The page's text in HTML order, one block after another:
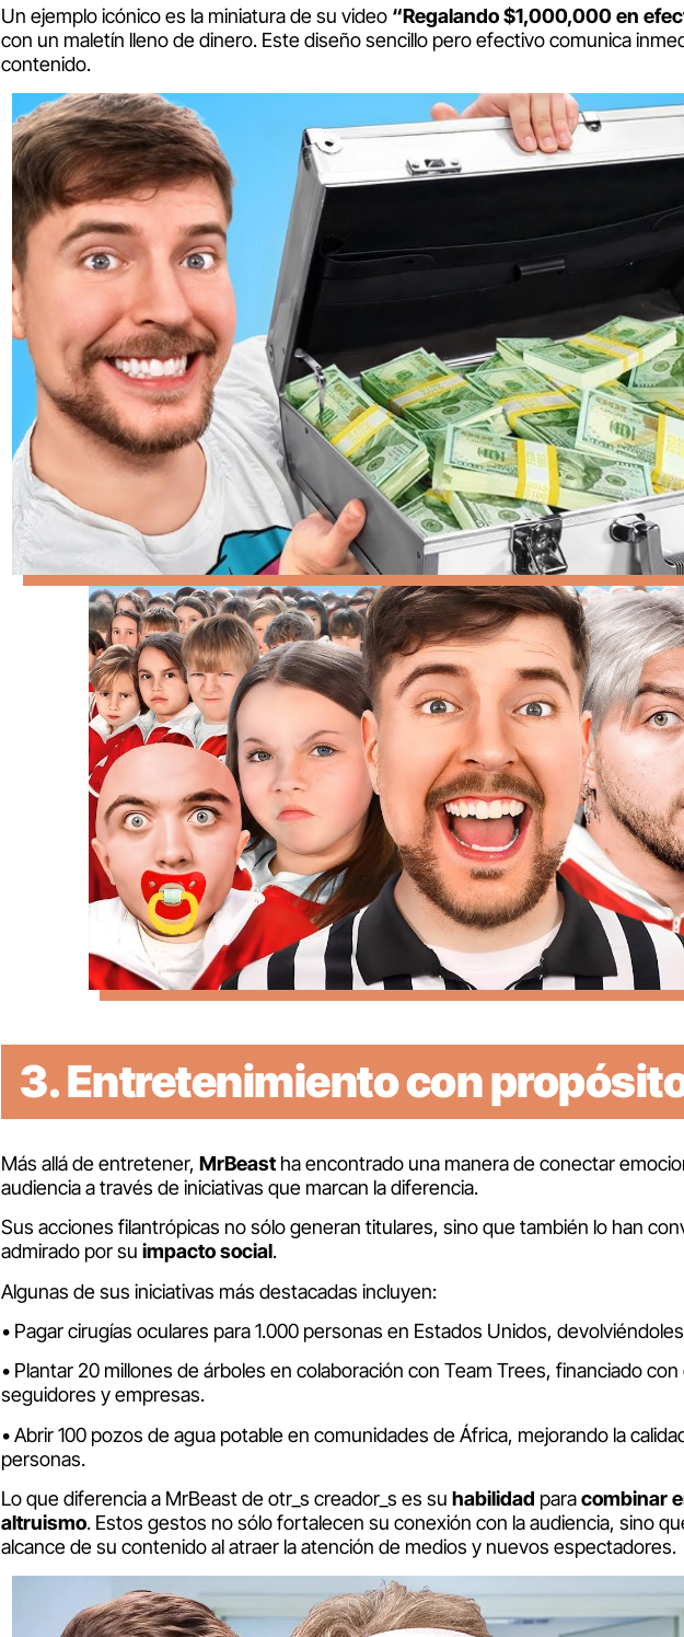
Un ejemplo icónico es la miniatura de su video “Regalando $1,000,000 en
con un maletín lleno de dinero. Este diseño sencillo pero efectivo comunica
contenido.
3.Entretenimiento con
Más allá de entretener, MrBeast ha encontrado una manera de conectar
audiencia a través de iniciativas que marcan la diferencia.
Sus acciones filantrópicas no sólo generan titulares, sino que también lo han
admirado por su impacto social.
Algunas de sus iniciativas más destacadas incluyen:
• Pagar cirugías oculares para 1.000 personas en Estados Unidos,
• Plantar 20 millones de árboles en colaboración con Team Trees, financiado
seguidores y empresas.
• Abrir 100 pozos de agua potable en comunidades de África, mejorando la
personas.
Lo que diferencia a MrBeast de otr_s creador_s es su habilidad paracombinar
altruismo. Estos gestos no sólo fortalecen su conexión con la audiencia, sino
alcance de su contenido al atraer la atención de medios y nuevos espectadores.